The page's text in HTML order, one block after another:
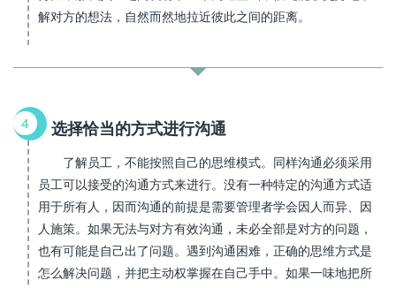
解对方的想法，自然而然地拉近彼此之间的距离。
4 选择恰当的方式进行沟通
了解员工，不能按照自己的思维模式。同样沟通必须采用
员工可以接受的沟通方式来进行。没有一种特定的沟通方式适
用于所有人，因而沟通的前提是需要管理者学会因人而异、因
人施策。如果无法与对方有效沟通，未必全部是对方的问题，
也有可能是自己出了问题。遇到沟通困难，正确的思维方式是
怎么解决问题，并把主动权掌握在自己手中。如果一味地把所